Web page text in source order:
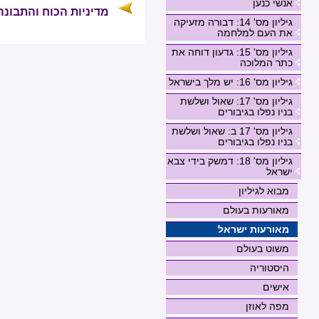
אנשי כנען
גיליון מס' 14: דבורה מזעיקה
את העם למלחמה
גיליון מס' 15: גדעון דוחה את
כתר המלוכה
גיליון מס' 16: יש מלך בישראל
גיליון מס' 17: שאול ושלשת
בניו נפלו בגיבורים
גיליון מס' 17 ב: שאול ושלשת
בניו נפלו בגיבורים
גיליון מס' 18: דמשק בידי צבא
ישראל
מבוא לגיליון
מאורעות בעולם
מאורעות ישראל
משוט בעולם
היסטוריה
אישים
מפה לאוזן
מדיניות הכוח